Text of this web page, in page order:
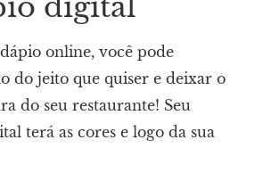
online, você pode
do jeito que quiser e deixar o
do seu restaurante! Seu
terá as cores e logo da sua